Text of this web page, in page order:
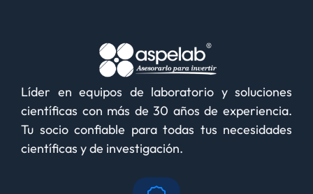
Líder en equipos de laboratorio y soluciones
científicas con más de 30 años de experiencia.
Tu socio confiable para todas tus necesidades
científicas y de investigación.